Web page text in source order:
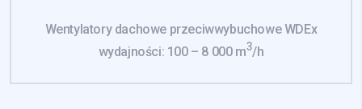
Wentylatory dachowe przeciwwybuchowe WDEx
wydajności: 100 – 8 000 m3/h